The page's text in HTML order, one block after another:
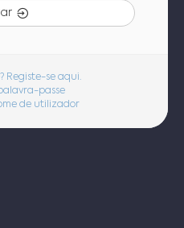
Registe-se aqui.
passe
de utilizador